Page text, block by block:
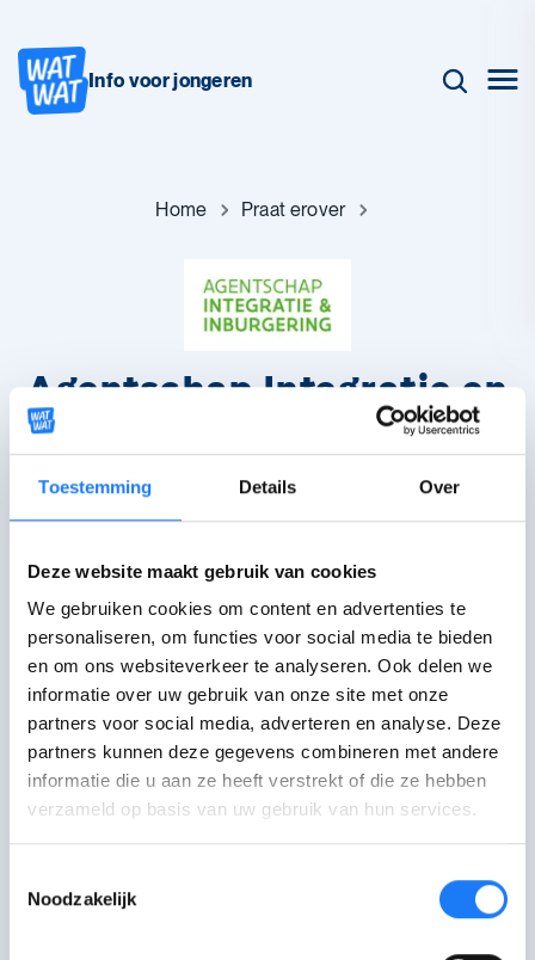
Toestemming Details Over
Deze website maakt gebruik van cookies
We gebruiken cookies om content en advertenties te
personaliseren, om functies voor social media te bieden
en om ons websiteverkeer te analyseren. Ook delen we
informatie over uw gebruik van onze site met onze
partners voor social media, adverteren en analyse. Deze
partners kunnen deze gegevens combineren met andere
informatie die u aan ze heeft verstrekt of die ze hebben
verzameld op basis van uw gebruik van hun services.
Noodzakelijk
Info voor jongeren
Home Praat erover
Agentschap Integratie en
Inburgering
Of ben je hier al langer, maar voel je je nog niet helemaal thuis?
En wil je Nederlands leren of een inburgeringscursus doen?
in je buurt.
Ga langs bij Agentschap Integratie
en Inburgering
Maak eerst een afspraak via mail of telefoon.
Mail met Agentschap Integratie en
Inburgering
Online formulier voor vragen over inburgering,
diploma-erkenning ...